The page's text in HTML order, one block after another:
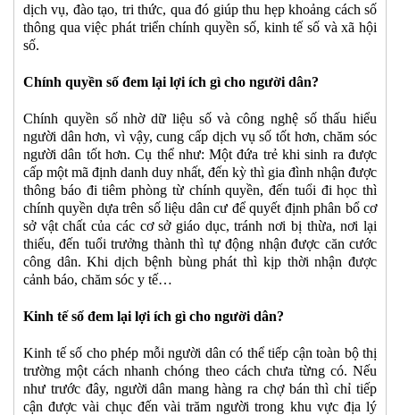
dịch vụ, đào tạo, tri thức, qua đó giúp thu hẹp khoảng cách số
thông qua việc phát triển chính quyền số, kinh tế số và xã hội
số.
Chính quyền số đem lại lợi ích gì cho người dân?
Chính quyền số nhờ dữ liệu số và công nghệ số thấu hiểu
người dân hơn, vì vậy, cung cấp dịch vụ số tốt hơn, chăm sóc
người dân tốt hơn. Cụ thể như: Một đứa trẻ khi sinh ra được
cấp một mã định danh duy nhất, đến kỳ thì gia đình nhận được
thông báo đi tiêm phòng từ chính quyền, đến tuổi đi học thì
chính quyền dựa trên số liệu dân cư để quyết định phân bổ cơ
sở vật chất của các cơ sở giáo dục, tránh nơi bị thừa, nơi lại
thiếu, đến tuổi trưởng thành thì tự động nhận được căn cước
công dân. Khi dịch bệnh bùng phát thì kịp thời nhận được
cảnh báo, chăm sóc y tế…
Kinh tế số đem lại lợi ích gì cho người dân?
Kinh tế số cho phép mỗi người dân có thể tiếp cận toàn bộ thị
trường một cách nhanh chóng theo cách chưa từng có. Nếu
như trước đây, người dân mang hàng ra chợ bán thì chỉ tiếp
cận được vài chục đến vài trăm người trong khu vực địa lý